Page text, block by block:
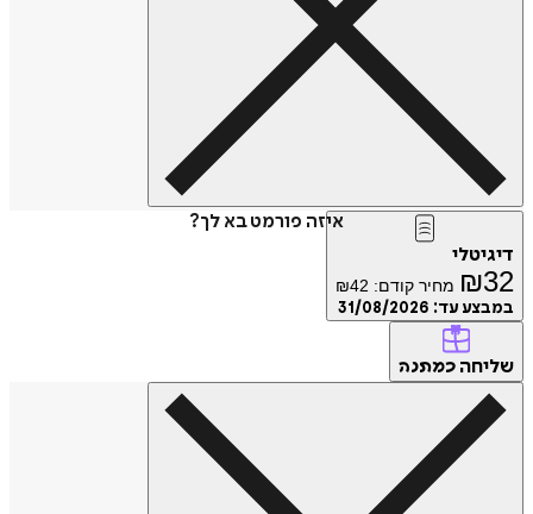
איזה פורמט בא לך?
₪ מחיר קודם: ₪42
עד:31/08/2026
כמתנה